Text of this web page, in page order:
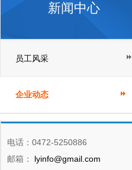
新闻中心
员工风采
企业动态
电话：0472-5250886
邮箱：
lyinfo@gmail.com